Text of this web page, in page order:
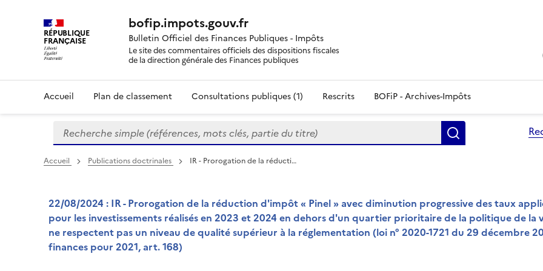
RÉPUBLIQUE
FRANÇAISE
bofip.impots.gouv.fr
Bulletin Officiel des Finances Publiques - Impôts
Le site des commentaires officiels des dispositions fiscales
de la direction générale des Finances publiques
Accueil Plan de classement Consultations publiques (1) Rescrits BOFiP - Archives-Impôts
Formulaire
de
recherche
Recherche simple (références, mots clés, partie du titre)
Accueil Publications doctrinales IR - Prorogation de la réducti…
22/08/2024 : IR - Prorogation de la réduction d'impôt « Pinel » avec diminution progressive des taux
pour les investissements réalisés en 2023 et 2024 en dehors d'un quartier prioritaire de la politique de la
ne respectent pas un niveau de qualité supérieur à la réglementation (loi n° 2020-1721 du 29 décembre
finances pour 2021, art. 168)